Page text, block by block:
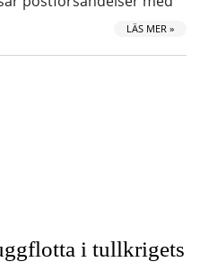
LÄS MER »
i tullkrigets